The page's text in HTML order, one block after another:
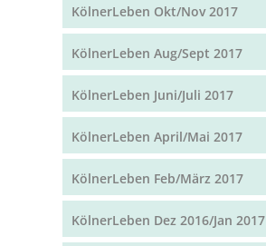
KölnerLeben Okt/Nov 2017
KölnerLeben Aug/Sept 2017
KölnerLeben Juni/Juli 2017
KölnerLeben April/Mai 2017
KölnerLeben Feb/März 2017
KölnerLeben Dez 2016/Jan 2017